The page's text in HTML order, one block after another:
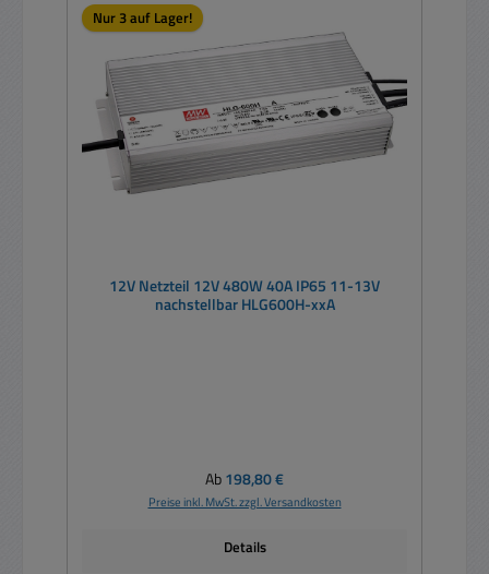
Nur 3 auf Lager!
12V Netzteil 12V 480W 40A IP65 11-13V
nachstellbar HLG600H-xxA
Regulärer Preis:
Ab198,80 €
Preise inkl. MwSt. zzgl. Versandkosten
Details